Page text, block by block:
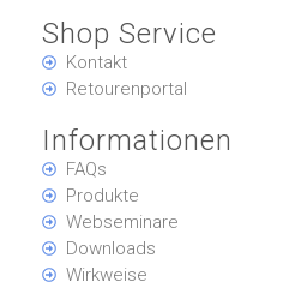
Shop Service
Kontakt
Retourenportal
Informationen
FAQs
Produkte
Webseminare
Downloads
Wirkweise